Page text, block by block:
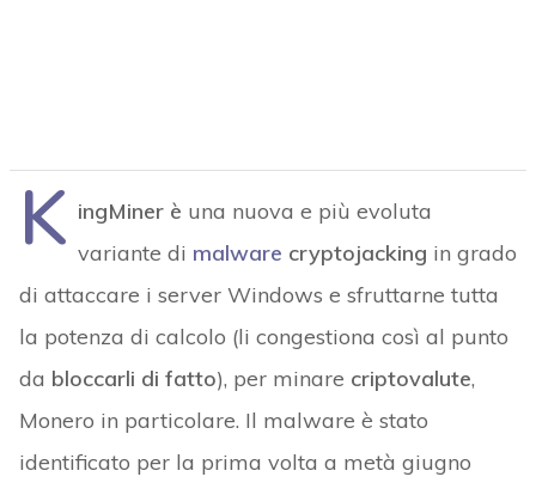
K ingMiner è una nuova e più evoluta
variante di malware cryptojacking in grado
di attaccare i server Windows e sfruttarne tutta
la potenza di calcolo (li congestiona così al punto
da bloccarli di fatto), per minare criptovalute,
Monero in particolare. Il malware è stato
identificato per la prima volta a metà giugno